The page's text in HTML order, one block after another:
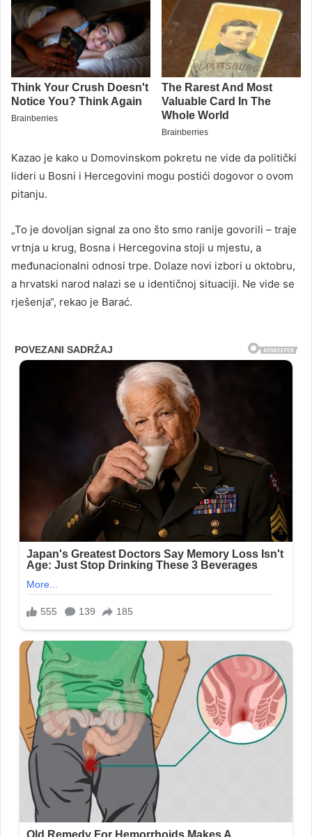
Kazao je kako u Domovinskom pokretu ne vide da politički
lideri u Bosni i Hercegovini mogu postići dogovor o ovom
pitanju.
„To je dovoljan signal za ono što smo ranije govorili – traje
vrtnja u krug, Bosna i Hercegovina stoji u mjestu, a
međunacionalni odnosi trpe. Dolaze novi izbori u oktobru,
a hrvatski narod nalazi se u identičnoj situaciji. Ne vide se
rješenja“, rekao je Barać.